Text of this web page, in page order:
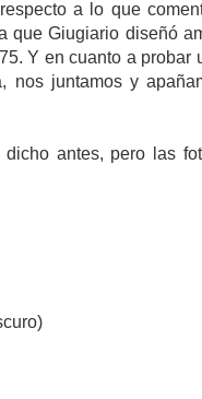
a lo que
que Giugiario diseñó
Y en cuanto a probar
nos juntamos y
antes, pero las